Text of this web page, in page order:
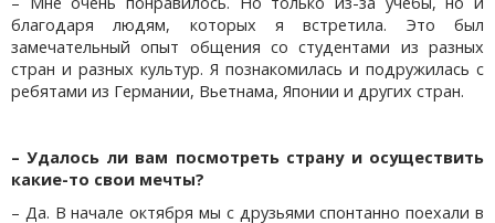
благодаря людям, которых я встретила. Это был
замечательный опыт общения со студентами из разных
стран и разных культур. Я познакомилась и подружилась с
ребятами из Германии, Вьетнама, Японии и других стран.
– Удалось ли вам посмотреть страну и осуществить
какие-то свои мечты?
– Да. В начале октября мы с друзьями спонтанно поехали в